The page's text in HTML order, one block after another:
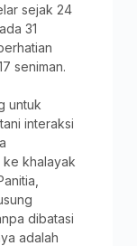
sejak 24
31
seniman.
untuk
interaksi
ke khalayak
dibatasi
adalah